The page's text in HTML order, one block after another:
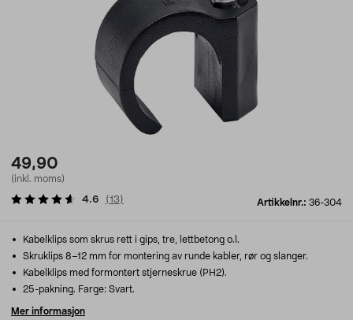
49,90
(inkl. moms)
Artikkelnr.: 36-304
4.6 (13)
Kabelklips som skrus rett i gips, tre, lettbetong o.l.
Skruklips 8–12 mm for montering av runde kabler, rør og slanger.
Kabelklips med formontert stjerneskrue (PH2).
25-pakning. Farge: Svart.
Mer informasjon